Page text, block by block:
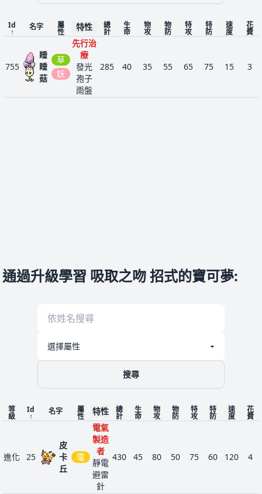
Id
↑
名字 屬
性 特性 總
計
生
命
物
攻
物
防
特
攻
特
防
速
度
花
費
755
睡
睡
菇
草
妖
先行治
療
發光
孢子
雨盤
285 40 35 55 65 75 15 3
通過升級學習 吸取之吻 招式的寶可夢:
搜尋
等
級
Id
↑
名字 屬
性 特性 總
計
生
命
物
攻
物
防
特
攻
特
防
速
度
花
費
進化 25
皮
卡
丘
電
電氣
製造
者
靜電
避雷
針
430 45 80 50 75 60 120 4